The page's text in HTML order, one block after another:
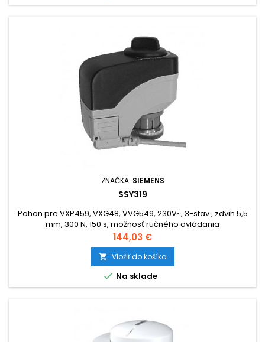
ZNAČKA: SIEMENS
SSY319
Pohon pre VXP459, VXG48, VVG549, 230V~, 3-stav., zdvih 5,5
mm, 300 N, 150 s, možnosť ručného ovládania
Cena
144,03 €
 Vložiť do košíka
 Na sklade